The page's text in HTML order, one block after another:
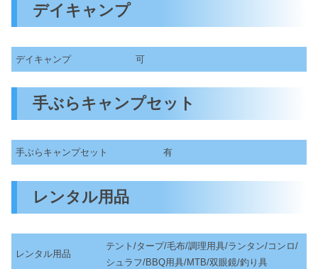
デイキャンプ
デイキャンプ 可
手ぶらキャンプセット
手ぶらキャンプセット 有
レンタル用品
レンタル用品
テント/タープ/毛布/調理用具/ランタン/コンロ/
シュラフ/BBQ用具/MTB/双眼鏡/釣り具